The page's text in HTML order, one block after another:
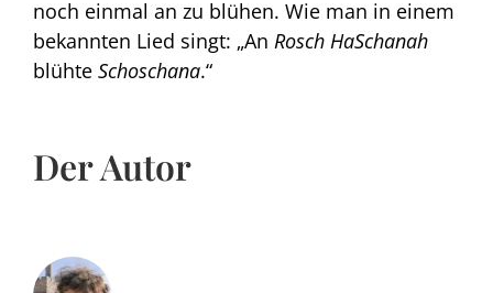
noch einmal an zu blühen. Wie man in einem
bekannten Lied singt: „An Rosch HaSchanah
blühte Schoschana.“
Der Autor